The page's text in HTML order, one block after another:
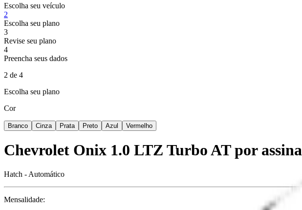
Escolha seu veículo
2
Escolha seu plano
3
Revise seu plano
4
Preencha seus dados
2 de 4
Escolha seu plano
Cor
Branco Cinza Prata Preto Azul Vermelho
Chevrolet Onix 1.0 LTZ Turbo ATpor
Hatch - Automático
Mensalidade: